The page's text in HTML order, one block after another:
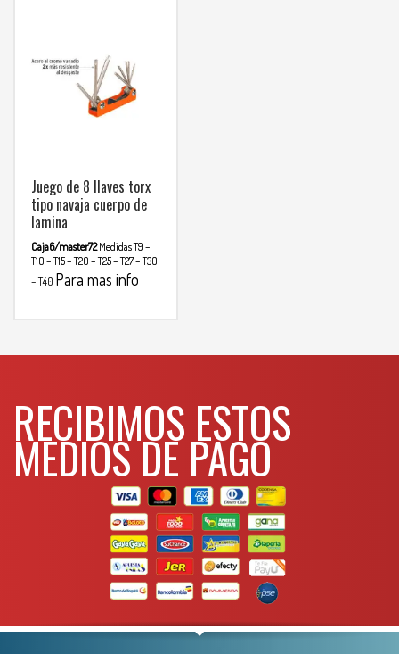
Juego de 8 llaves torx
tipo navaja cuerpo de
lamina
Caja6/master72 Medidas T9 –
T10 – T15 – T20 – T25 – T27 – T30
– T40 Para mas info
RECIBIMOS ESTOS
MEDIOS DE PAGO